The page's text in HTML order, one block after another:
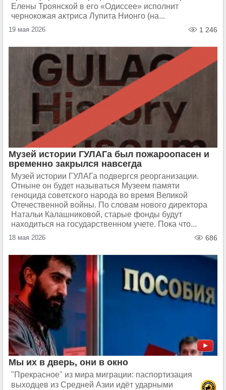
Елены Троянской в его «Одиссее» исполнит
чернокожая актриса Лупита Нионго (на...
19 мая 2026 1 246
Музей истории ГУЛАГа был пожароопасен и
временно закрылся навсегда
Музей истории ГУЛАГа подвергся реорганизации.
Отныне он будет называться Музеем памяти
геноцида советского народа во время Великой
Отечественной войны. По словам нового директора
Натальи Калашниковой, старые фонды будут
находиться на государственном учете. Пока что...
18 мая 2026 686
Мы их в дверь, они в окно
"Прекрасное" из мира миграции: паспортизация
выходцев из Средней Азии идёт ударными